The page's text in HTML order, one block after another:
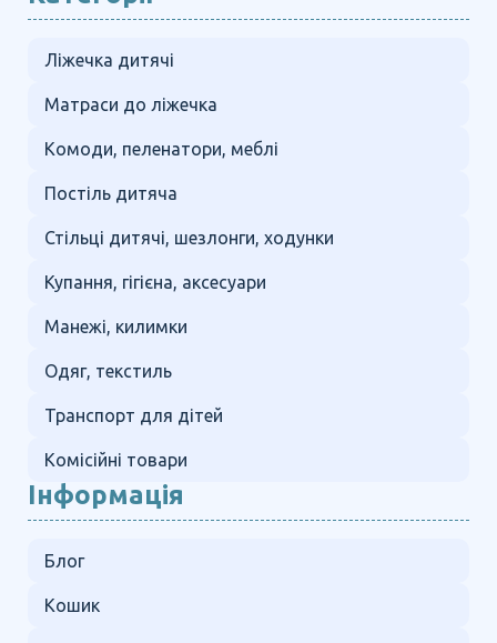
Ліжечка дитячі
Матраси до ліжечка
Комоди, пеленатори, меблі
Постіль дитяча
Стільці дитячі, шезлонги, ходунки
Купання, гігієна, аксесуари
Манежі, килимки
Одяг, текстиль
Транспорт для дітей
Комісійні товари
Інформація
Блог
Кошик